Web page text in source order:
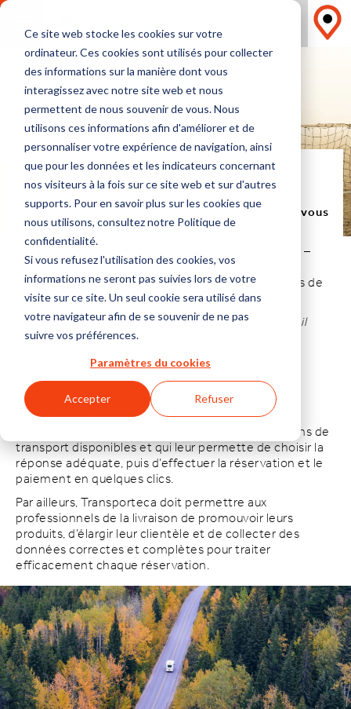
Ce site web stocke les cookies sur votre
ordinateur. Ces cookies sont utilisés pour collecter
des informations sur la manière dont vous
interagissez avec notre site web et nous
permettent de nous souvenir de vous. Nous
utilisons ces informations afin d'améliorer et de
personnaliser votre expérience de navigation, ainsi
que pour les données et les indicateurs concernant
nos visiteurs à la fois sur ce site web et sur d'autres
supports. Pour en savoir plus sur les cookies que
nous utilisons, consultez notre Politique de
confidentialité.
Si vous refusez l'utilisation des cookies, vos
informations ne seront pas suivies lors de votre
visite sur ce site. Un seul cookie sera utilisé dans
votre navigateur afin de se souvenir de ne pas
suivre vos préférences.
Paramètres du cookies
Accepter Refuser
TRANSPORTECA
Vision
Réservez l’envoi de vos marchandises comme si vous
réserviez un billet d’avion
Créé par des dirigeants expérimentés d’A.P. Møller –
Mærsk, Transporteca vise à améliorer l’expérience
d’achat des entreprises à la recherche de solutions de
transport.
«Notre rêve est que pour les petites entreprises, il
soit un jour aussi simple d’importer des
marchandises que de réserver un billet d’avion.»
Morten Lærkholm, directeur et fondateur de
Transporteca
Nous voulons proposer un portail qui offre aux
entreprises un aperçu simple et rapide des solutions de
transport disponibles et qui leur permette de choisir la
réponse adéquate, puis d’effectuer la réservation et le
paiement en quelques clics.
Par ailleurs, Transporteca doit permettre aux
professionnels de la livraison de promouvoir leurs
produits, d’élargir leur clientèle et de collecter des
données correctes et complètes pour traiter
efficacement chaque réservation.